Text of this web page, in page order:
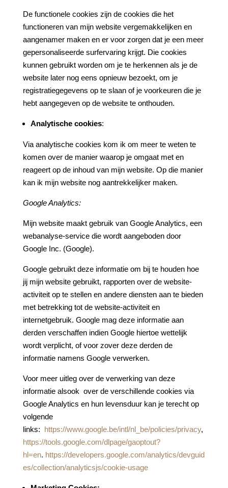
De functionele cookies zijn de cookies die het
functioneren van mijn website vergemakkelijken en
aangenamer maken en er voor zorgen dat je een meer
gepersonaliseerde surfervaring krijgt. Die cookies
kunnen gebruikt worden om je te herkennen als je de
website later nog eens opnieuw bezoekt, om je
registratiegegevens op te slaan of je voorkeuren die je
hebt aangegeven op de website te onthouden.
Analytische cookies:
Via analytische cookies kom ik om meer te weten te
komen over de manier waarop je omgaat met en
reageert op de inhoud van mijn website. Op die manier
kan ik mijn website nog aantrekkelijker maken.
Google Analytics:
Mijn website maakt gebruik van Google Analytics, een
webanalyse-service die wordt aangeboden door
Google Inc. (Google).
Google gebruikt deze informatie om bij te houden hoe
jij mijn website gebruikt, rapporten over de website-
activiteit op te stellen en andere diensten aan te bieden
met betrekking tot de website-activiteit en
internetgebruik. Google mag deze informatie aan
derden verschaffen indien Google hiertoe wettelijk
wordt verplicht, of voor zover deze derden de
informatie namens Google verwerken.
Voor meer uitleg over de verwerking van deze
informatie alsook over de verschillende cookies via
Google Analytics en hun levensduur kan je terecht op
volgende
links: https://www.google.be/intl/nl_be/policies/privacy,
https://tools.google.com/dlpage/gaoptout?
hl=en. https://developers.google.com/analytics/devguid
es/collection/analyticsjs/cookie-usage